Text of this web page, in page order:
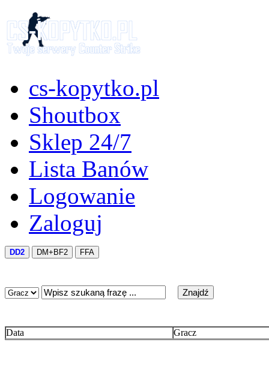
cs-kopytko.pl
Shoutbox
Sklep 24/7
Lista Banów
Logowanie
Zaloguj
DD2 DM+BF2 FFA
Data Gracz